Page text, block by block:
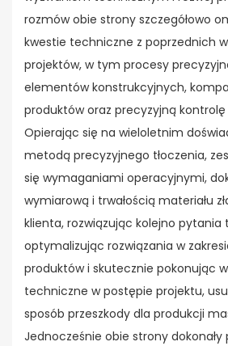
rozmów obie strony szczegółowo
kwestie techniczne z poprzednich
projektów, w tym procesy
elementów konstrukcyjnych,
produktów oraz precyzyjną kontrolę
Opierając się na wieloletnim
metodą precyzyjnego tłoczenia,
się wymaganiami operacyjnymi,
wymiarową i trwałością materiału
klienta, rozwiązując kolejno pytania
optymalizując rozwiązania w
produktów i skutecznie pokonując
techniczne w postępie projektu,
sposób przeszkody dla produkcji
Jednocześnie obie strony dokonały